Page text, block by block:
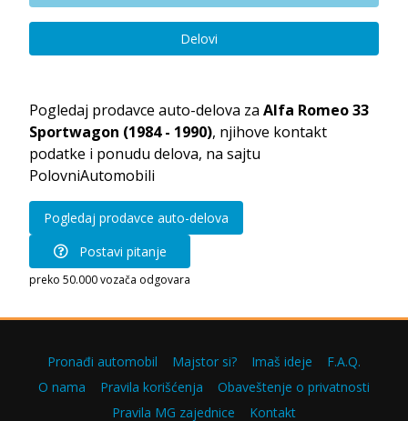
Delovi
Pogledaj prodavce auto-delova za Alfa Romeo 33
Sportwagon (1984 - 1990), njihove kontakt
podatke i ponudu delova, na sajtu
PolovniAutomobili
Pogledaj prodavce auto-delova
Postavi pitanje
preko 50.000 vozača odgovara
Pronađi automobil Majstor si? Imaš ideje
F.A.Q.
O nama
Pravila korišćenja
Obaveštenje o privatnosti
Pravila MG zajednice
Kontakt